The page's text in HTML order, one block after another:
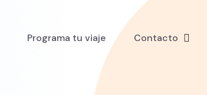
Programa tu viaje Contacto